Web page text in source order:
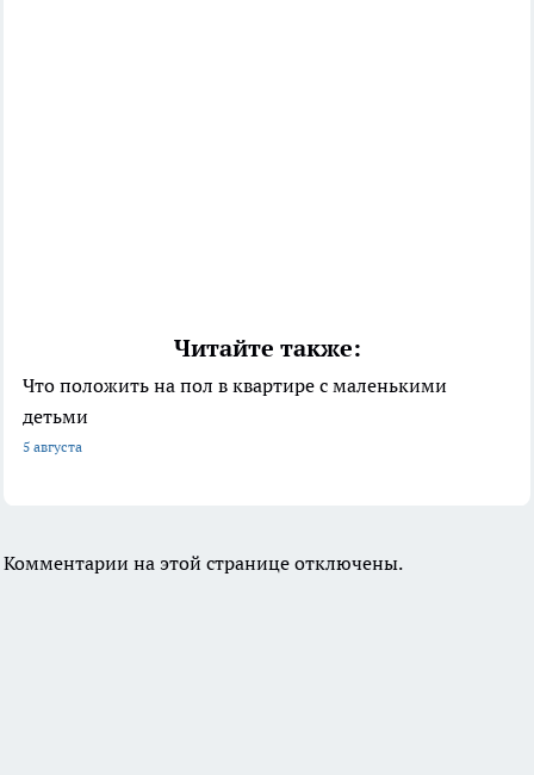
Читайте также:
Что положить на пол в квартире с маленькими
детьми
5 августа
Комментарии на этой странице отключены.